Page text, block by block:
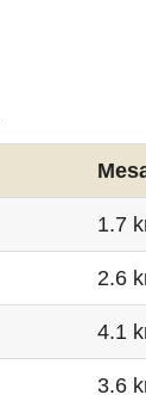
1.7
2.6
4.1
3.6